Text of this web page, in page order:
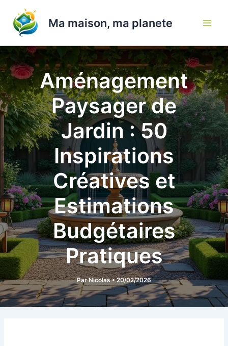
contenu
Ma maison, ma planete
Aménagement
Paysager de
Jardin : 50
Inspirations
Créatives et
Estimations
Budgétaires
Pratiques
ParNicolas•20/02/2026